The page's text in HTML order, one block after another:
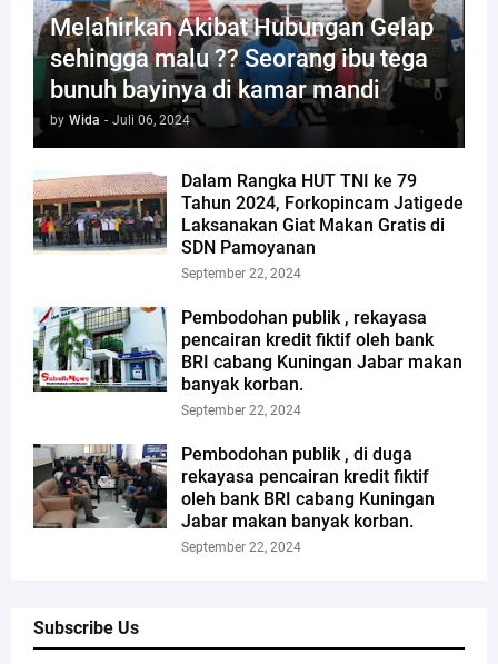
Melahirkan Akibat Hubungan Gelap
sehingga malu ?? Seorang ibu tega
bunuh bayinya di kamar mandi
by Wida - Juli 06, 2024
Dalam Rangka HUT TNI ke 79
Tahun 2024, Forkopincam Jatigede
Laksanakan Giat Makan Gratis di
SDN Pamoyanan
September 22, 2024
Pembodohan publik , rekayasa
pencairan kredit fiktif oleh bank
BRI cabang Kuningan Jabar makan
banyak korban.
September 22, 2024
Pembodohan publik , di duga
rekayasa pencairan kredit fiktif
oleh bank BRI cabang Kuningan
Jabar makan banyak korban.
September 22, 2024
Subscribe Us